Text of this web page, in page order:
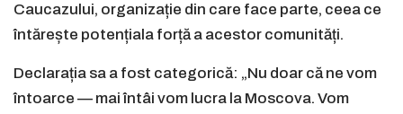
Caucazului, organizație din care face parte, ceea ce
întărește potențiala forță a acestor comunități.
Declarația sa a fost categorică: „Nu doar că ne vom
întoarce — mai întâi vom lucra la Moscova. Vom